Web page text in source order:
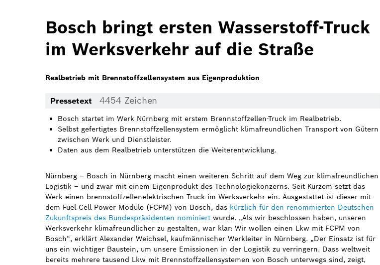
Bosch bringt ersten Wasserstoff-Truck
im Werksverkehr auf die Straße
Realbetrieb mit Brennstoffzellensystem aus Eigenproduktion
Pressetext 4454 Zeichen
Bosch startet im Werk Nürnberg mit erstem Brennstoffzellen-Truck im Realbetrieb.
Selbst gefertigtes Brennstoffzellensystem ermöglicht klimafreundlichen Transport von Gütern
zwischen Werk und Dienstleister.
Daten aus dem Realbetrieb unterstützen die Weiterentwicklung.
Nürnberg – Bosch in Nürnberg macht einen weiteren Schritt auf dem Weg zur klimafreundlichen
Logistik – und zwar mit einem Eigenprodukt des Technologiekonzerns. Seit Kurzem setzt das
Werk einen brennstoffzellenelektrischen Truck im Werksverkehr ein. Ausgestattet ist dieser mit
dem Fuel Cell Power Module (FCPM) von Bosch, das kürzlich für den renommierten Deutschen
Zukunftspreis des Bundespräsidenten nominiert wurde. „Als wir beschlossen haben, unseren
Werksverkehr klimafreundlicher zu gestalten, war klar: Wir wollen einen Lkw mit FCPM von
Bosch“, erklärt Alexander Weichsel, kaufmännischer Werkleiter in Nürnberg. „Der Einsatz ist für
uns ein wichtiger Baustein, um unsere Emissionen in der Logistik zu verringern. Dass weltweit
bereits mehrere tausend Lkw mit Brennstoffzellensystemen von Bosch unterwegs sind, zeigt,